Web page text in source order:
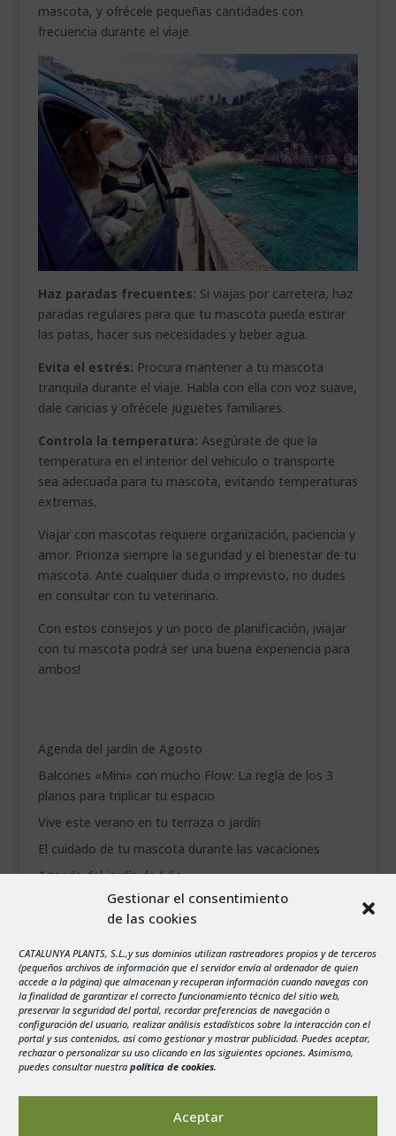
Gestionar el consentimiento
de las cookies
CATALUNYA PLANTS, S.L.,y sus dominios utilizan rastreadores propios y de terceros
(pequeños archivos de información que el servidor envía al ordenador de quien
accede a la página) que almacenan y recuperan información cuando navegas con
la finalidad de garantizar el correcto funcionamiento técnico del sitio web,
preservar la seguridad del portal, recordar preferencias de navegación o
configuración del usuario, realizar análisis estadísticos sobre la interacción con el
portal y sus contenidos, así como gestionar y mostrar publicidad. Puedes aceptar,
rechazar o personalizar su uso clicando en las siguientes opciones. Asimismo,
puedes consultar nuestra política de cookies.
Aceptar
mascota, y ofrécele pequeñas cantidades con
frecuencia durante el viaje.
Haz paradas frecuentes: Si viajas por carretera, haz
paradas regulares para que tu mascota pueda estirar
las patas, hacer sus necesidades y beber agua.
Evita el estrés: Procura mantener a tu mascota
tranquila durante el viaje. Habla con ella con voz suave,
dale caricias y ofrécele juguetes familiares.
Controla la temperatura: Asegúrate de que la
temperatura en el interior del vehículo o transporte
sea adecuada para tu mascota, evitando temperaturas
extremas.
Viajar con mascotas requiere organización, paciencia y
amor. Prioriza siempre la seguridad y el bienestar de tu
mascota. Ante cualquier duda o imprevisto, no dudes
en consultar con tu veterinario.
Con estos consejos y un poco de planificación, ¡viajar
con tu mascota podrá ser una buena experiencia para
ambos!
Agenda del jardín de Agosto
Balcones «Mini» con mucho Flow: La regla de los 3
planos para triplicar tu espacio
Vive este verano en tu terraza o jardín
El cuidado de tu mascota durante las vacaciones
Agenda del jardín de Julio
agosto 2026
1
2
3
4 5 6 7 8
9
10
11 12 13 14 15
16
17
18 19 20 21 22
23
24
25 26 27
31